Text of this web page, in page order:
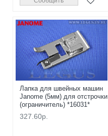
Лапка для швейных машин
Janome (5мм) для отстрочки
(ограничитель) *16031*
327.60р.